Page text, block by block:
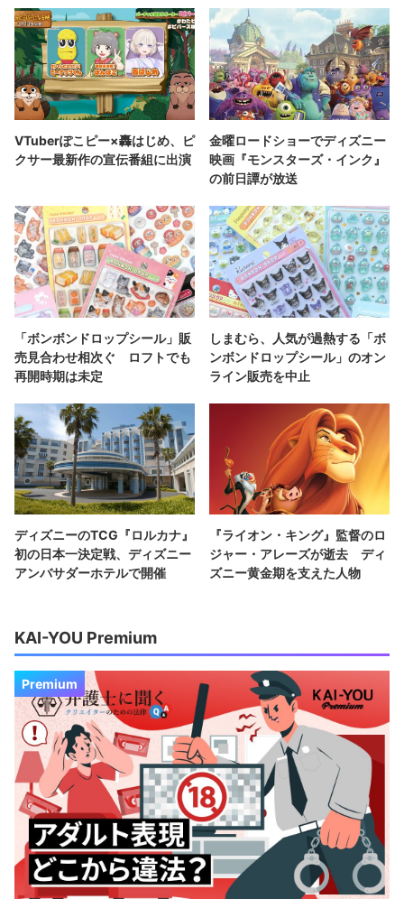
VTuberぽこピー×轟はじめ、ピ
クサー最新作の宣伝番組に出演
金曜ロードショーでディズニー
映画『モンスターズ・インク』
の前日譚が放送
「ボンボンドロップシール」販
売見合わせ相次ぐ ロフトでも
再開時期は未定
しまむら、人気が過熱する「ボ
ンボンドロップシール」のオン
ライン販売を中止
ディズニーのTCG『ロルカナ』
初の日本一決定戦、ディズニー
アンバサダーホテルで開催
『ライオン・キング』監督のロ
ジャー・アレーズが逝去 ディ
ズニー黄金期を支えた人物
KAI-YOU Premium
Premium